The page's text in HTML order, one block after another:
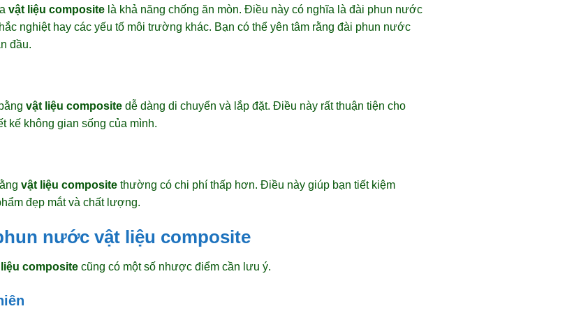
vật liệu composite là khả năng chống ăn mòn. Điều này có nghĩa là đài phun nước
nghiệt hay các yếu tố môi trường khác. Bạn có thể yên tâm rằng đài phun nước
đầu.
vật liệu composite dễ dàng di chuyển và lắp đặt. Điều này rất thuận tiện cho
kế không gian sống của mình.
vật liệu composite thường có chi phí thấp hơn. Điều này giúp bạn tiết kiệm
đẹp mắt và chất lượng.
nước vật liệu composite
composite cũng có một số nhược điểm cần lưu ý.